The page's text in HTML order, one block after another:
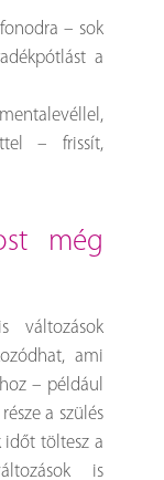
– sok
a
– frissít,
változások
ami
– például
a szülés
időt töltesz a
is